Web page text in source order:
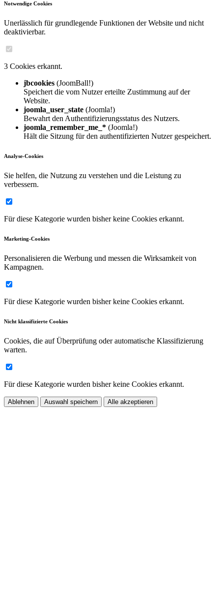
Notwendige Cookies
Unerlässlich für grundlegende Funktionen der Website und nicht
deaktivierbar.
3 Cookies erkannt.
jbcookies (JoomBall!)
Speichert die vom Nutzer erteilte Zustimmung auf der
Website.
joomla_user_state (Joomla!)
Bewahrt den Authentifizierungsstatus des Nutzers.
joomla_remember_me_* (Joomla!)
Hält die Sitzung für den authentifizierten Nutzer gespeichert.
Analyse-Cookies
Sie helfen, die Nutzung zu verstehen und die Leistung zu
verbessern.
Für diese Kategorie wurden bisher keine Cookies erkannt.
Marketing-Cookies
Personalisieren die Werbung und messen die Wirksamkeit von
Kampagnen.
Für diese Kategorie wurden bisher keine Cookies erkannt.
Nicht klassifizierte Cookies
Cookies, die auf Überprüfung oder automatische Klassifizierung
warten.
Für diese Kategorie wurden bisher keine Cookies erkannt.
Ablehnen Auswahl speichern Alle akzeptieren